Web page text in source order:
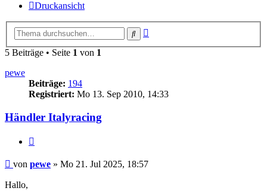
Druckansicht
Suche
5 Beiträge • Seite 1 von 1
pewe
Beiträge: 194
Registriert: Mo 13. Sep 2010, 14:33
Händler Italyracing
Beitrag
von pewe » Mo 21. Jul 2025, 18:57
Hallo,